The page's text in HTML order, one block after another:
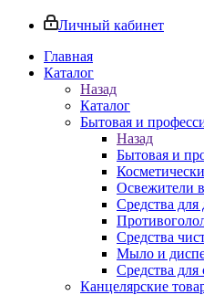
Личный кабинет
Главная
Каталог
Назад
Каталог
Бытовая и
Назад
Бытовая и
Освежители
Средства
Средства
Мыло и
Средства для
Канцелярские